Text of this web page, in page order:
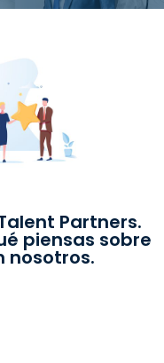
Partners.
piensas sobre
nosotros.